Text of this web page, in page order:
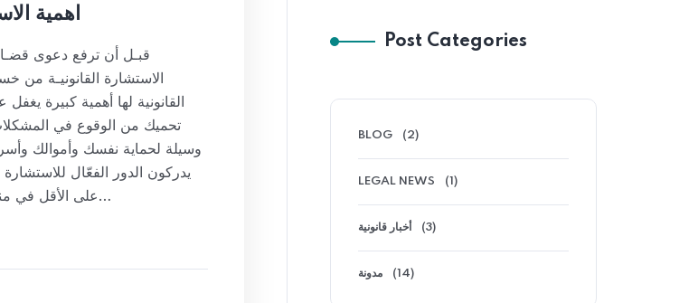
اهمية
قبـل أن ترفع دعوى
الاستشارة القانونيـة من
القانونية لها أهمية كبيرة
تحميك من الوقوع في
وسيلة لحماية نفسك وأموالك
يدركون الدور الفعّال
على الأقل في منح العميل تصوراً كاملاً…
Post Categories
BLOG (2)
LEGAL NEWS (1)
أخبار قانونية (3)
مدونة (14)